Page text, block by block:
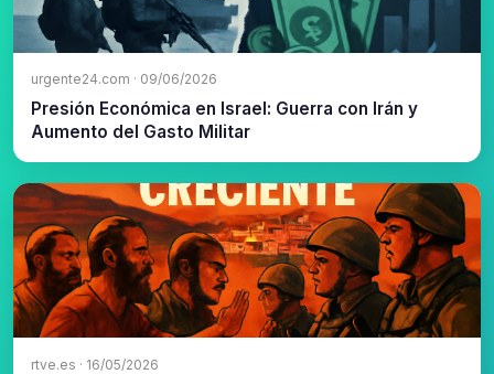
urgente24.com · 09/06/2026
Presión Económica en Israel: Guerra con Irán y
Aumento del Gasto Militar
rtve.es · 16/05/2026